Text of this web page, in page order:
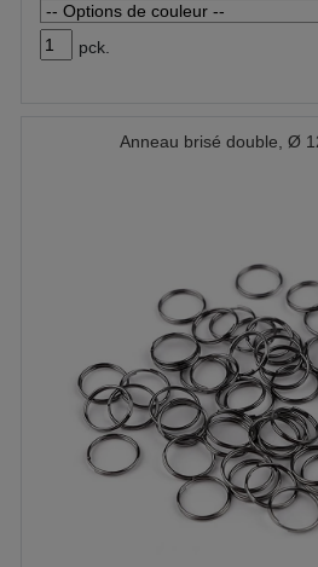
pck.
Anneau brisé double, Ø